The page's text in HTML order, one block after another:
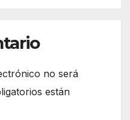
no será
están